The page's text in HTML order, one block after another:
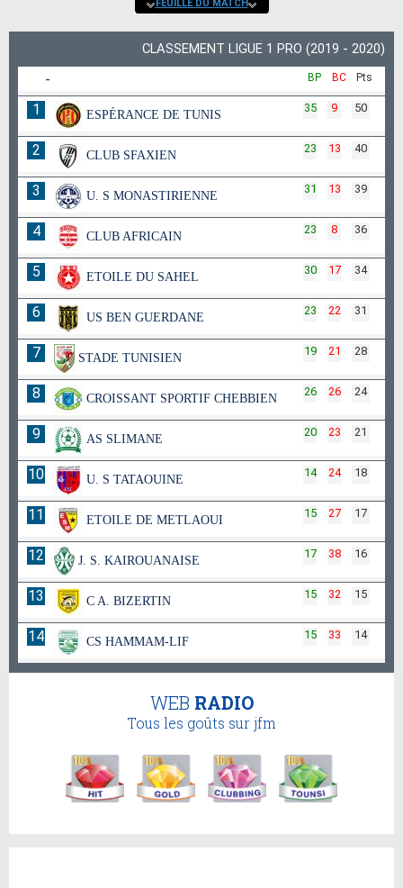
FEUILLE DU MATCH
CLASSEMENT LIGUE 1 PRO (2019 - 2020)
- Pts
BC
BP
1 ESPÉRANCE DE TUNIS
50
9
35
2 CLUB SFAXIEN
40
13
23
3 U. S MONASTIRIENNE
39
13
31
4 CLUB AFRICAIN
36
8
23
5 ETOILE DU SAHEL
34
17
30
6 US BEN GUERDANE
31
22
23
7 STADE TUNISIEN
28
21
19
8 CROISSANT SPORTIF CHEBBIEN
24
26
26
9 AS SLIMANE
21
23
20
10 U. S TATAOUINE
18
24
14
11 ETOILE DE METLAOUI
17
27
15
12 J. S. KAIROUANAISE
16
38
17
13 C A. BIZERTIN
15
32
15
14 CS HAMMAM-LIF
14
33
15
WEB RADIO
Tous les goûts sur jfm